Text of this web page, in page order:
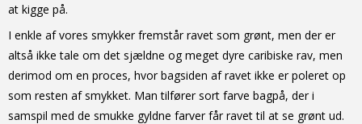
at kigge på.
I enkle af vores smykker fremstår ravet som grønt, men der er
altså ikke tale om det sjældne og meget dyre caribiske rav, men
derimod om en proces, hvor bagsiden af ravet ikke er poleret op
som resten af smykket. Man tilfører sort farve bagpå, der i
samspil med de smukke gyldne farver får ravet til at se grønt ud.